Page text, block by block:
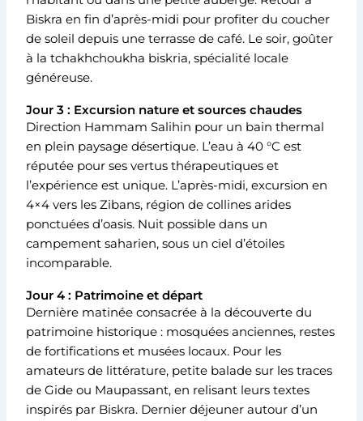
Biskra en fin d’après-midi pour profiter du coucher
de soleil depuis une terrasse de café. Le soir, goûter
à la tchakhchoukha biskria, spécialité locale
généreuse.
Jour 3 : Excursion nature et sources chaudes
Direction Hammam Salihin pour un bain thermal
en plein paysage désertique. L’eau à 40 °C est
réputée pour ses vertus thérapeutiques et
l’expérience est unique. L’après-midi, excursion en
4×4 vers les Zibans, région de collines arides
ponctuées d’oasis. Nuit possible dans un
campement saharien, sous un ciel d’étoiles
incomparable.
Jour 4 : Patrimoine et départ
Dernière matinée consacrée à la découverte du
patrimoine historique : mosquées anciennes, restes
de fortifications et musées locaux. Pour les
amateurs de littérature, petite balade sur les traces
de Gide ou Maupassant, en relisant leurs textes
inspirés par Biskra. Dernier déjeuner autour d’un